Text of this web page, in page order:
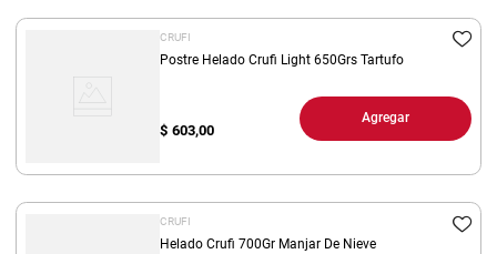
CRUFI
Postre Helado Crufi Light 650Grs Tartufo
$ 603,00
Agregar
CRUFI
Helado Crufi 700Gr Manjar De Nieve